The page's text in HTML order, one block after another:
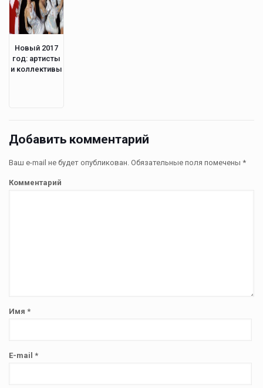
Новый 2017
год: артисты
и коллективы
Добавить комментарий
Ваш e-mail не будет опубликован. Обязательные поля помечены *
Комментарий
Имя *
E-mail *